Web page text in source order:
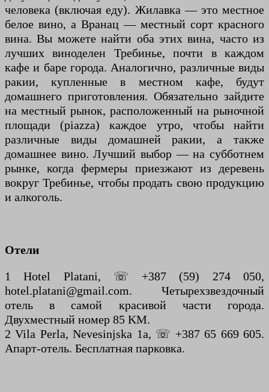
человека (включая еду). Жилавка — это местное
белое вино, а Вранац — местный сорт красного
вина. Вы можете найти оба этих вина, часто из
лучших виноделен Требинье, почти в каждом
кафе и баре города. Аналогично, различные виды
ракии, купленные в местном кафе, будут
домашнего приготовления. Обязательно зайдите
на местный рынок, расположенный на рыночной
площади (piazza) каждое утро, чтобы найти
различные виды домашней ракии, а также
домашнее вино. Лучший выбор — на субботнем
рынке, когда фермеры приезжают из деревень
вокруг Требинье, чтобы продать свою продукцию
и алкоголь.
Отели
1 Hotel Platani, ☏ +387 (59) 274 050,
hotel.platani@gmail.com. Четырехзвездочный
отель в самой красивой части города.
Двухместный номер 85 KM.
2 Vila Perla, Nevesinjska 1а, ☏ +387 65 669 605.
Апарт-отель. Бесплатная парковка.